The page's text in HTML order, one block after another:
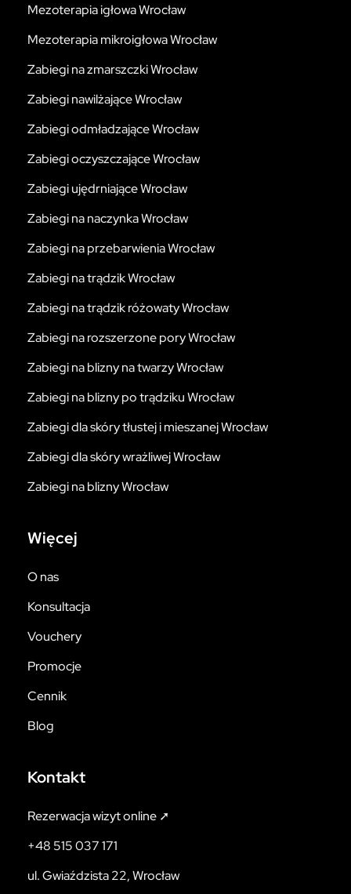
Mezoterapia igłowa Wrocław
Mezoterapia mikroigłowa Wrocław
Zabiegi na zmarszczki Wrocław
Zabiegi nawilżające Wrocław
Zabiegi odmładzające Wrocław
Zabiegi oczyszczające Wrocław
Zabiegi ujędrniające Wrocław
Zabiegi na naczynka Wrocław
Zabiegi na przebarwienia Wrocław
Zabiegi na trądzik Wrocław
Zabiegi na trądzik różowaty Wrocław
Zabiegi na rozszerzone pory Wrocław
Zabiegi na blizny na twarzy Wrocław
Zabiegi na blizny po trądziku Wrocław
Zabiegi dla skóry tłustej i mieszanej Wrocław
Zabiegi dla skóry wrażliwej Wrocław
Zabiegi na blizny Wrocław
Więcej
O nas
Konsultacja
Vouchery
Promocje
Cennik
Blog
Kontakt
Rezerwacja wizyt online ➚
+48 515 037 171
ul. Gwiaździsta 22, Wrocław